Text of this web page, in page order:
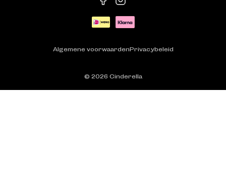
facebookinstagram
© 2026 Cinderella
Algemene voorwaardenPrivacybeleid